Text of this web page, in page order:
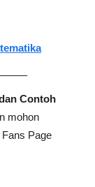
Contoh
mohon
Page